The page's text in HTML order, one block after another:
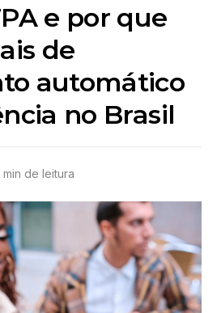
e por que
de
automático
no Brasil
min de leitura